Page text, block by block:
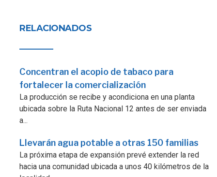
RELACIONADOS
Concentran el acopio de tabaco para
fortalecer la comercialización
La producción se recibe y acondiciona en una planta
ubicada sobre la Ruta Nacional 12 antes de ser enviada
a...
Llevarán agua potable a otras 150 familias
La próxima etapa de expansión prevé extender la red
hacia una comunidad ubicada a unos 40 kilómetros de la